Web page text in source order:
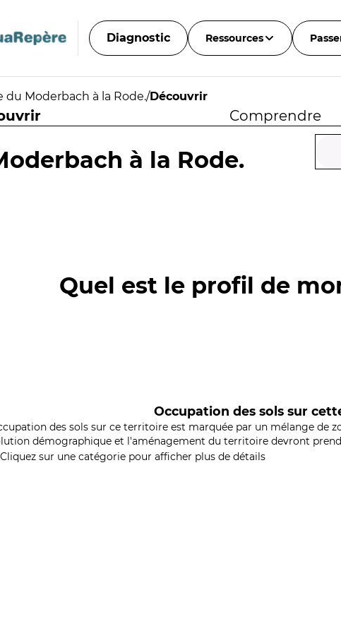
Diagnostic Ressources
du Moderbach à la Rode./Découvrir
Comprendre
à la Rode.
Quel est le profil de
Occupation des sols sur
des sols sur ce territoire est marquée par un mélange de
démographique et l'aménagement du territoire devront
Cliquez sur une catégorie pour afficher plus de détails